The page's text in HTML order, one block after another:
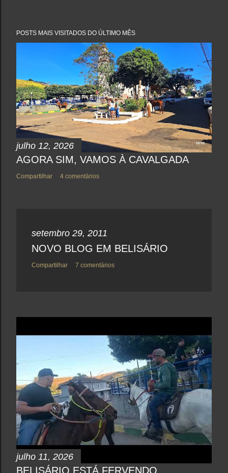
a
u
e
n
t
á
r
i
o
POSTS MAIS VISITADOS DO ÚLTIMO MÊS
julho 12, 2026
AGORA SIM, VAMOS À CAVALGADA
Compartilhar 4 comentários
setembro 29, 2011
NOVO BLOG EM BELISÁRIO
Compartilhar 7 comentários
julho 11, 2026
BELISÁRIO ESTÁ FERVENDO